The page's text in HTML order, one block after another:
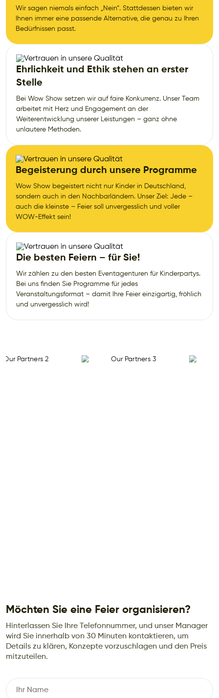
Ehrlichkeit und Ethik stehen an erster
Stelle
Bei Wow Show setzen wir auf faire Konkurrenz. Unser Team
arbeitet mit Herz und Engagement an der
Weiterentwicklung unserer Leistungen – ganz ohne
unlautere Methoden.
Wir sagen niemals einfach „Nein“. Stattdessen bieten wir
Ihnen immer eine passende Alternative, die genau zu Ihren
Bedürfnissen passt.
Begeisterung durch unsere Programme
Wow Show begeistert nicht nur Kinder in Deutschland,
sondern auch in den Nachbarländern. Unser Ziel: Jede –
auch die kleinste – Feier soll unvergesslich und voller
WOW-Effekt sein!
Die besten Feiern – für Sie!
Wir zählen zu den besten Eventagenturen für Kinderpartys.
Bei uns finden Sie Programme für jedes
Veranstaltungsformat – damit Ihre Feier einzigartig, fröhlich
und unvergesslich wird!
Möchten Sie eine Feier organisieren?
Hinterlassen Sie Ihre Telefonnummer, und unser Manager
wird Sie innerhalb von 30 Minuten kontaktieren, um
Details zu klären, Konzepte vorzuschlagen und den Preis
mitzuteilen.